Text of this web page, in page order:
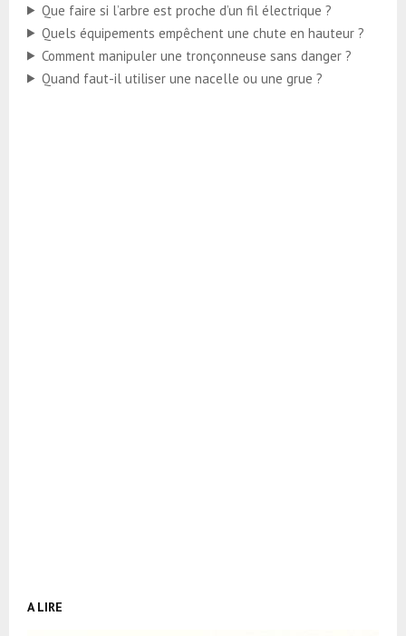
Que faire si l’arbre est proche d’un fil électrique ?
Quels équipements empêchent une chute en hauteur ?
Comment manipuler une tronçonneuse sans danger ?
Quand faut-il utiliser une nacelle ou une grue ?
A LIRE